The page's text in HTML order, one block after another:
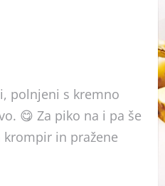
polnjeni s kremno
😋 Za piko na i pa še
in pražene